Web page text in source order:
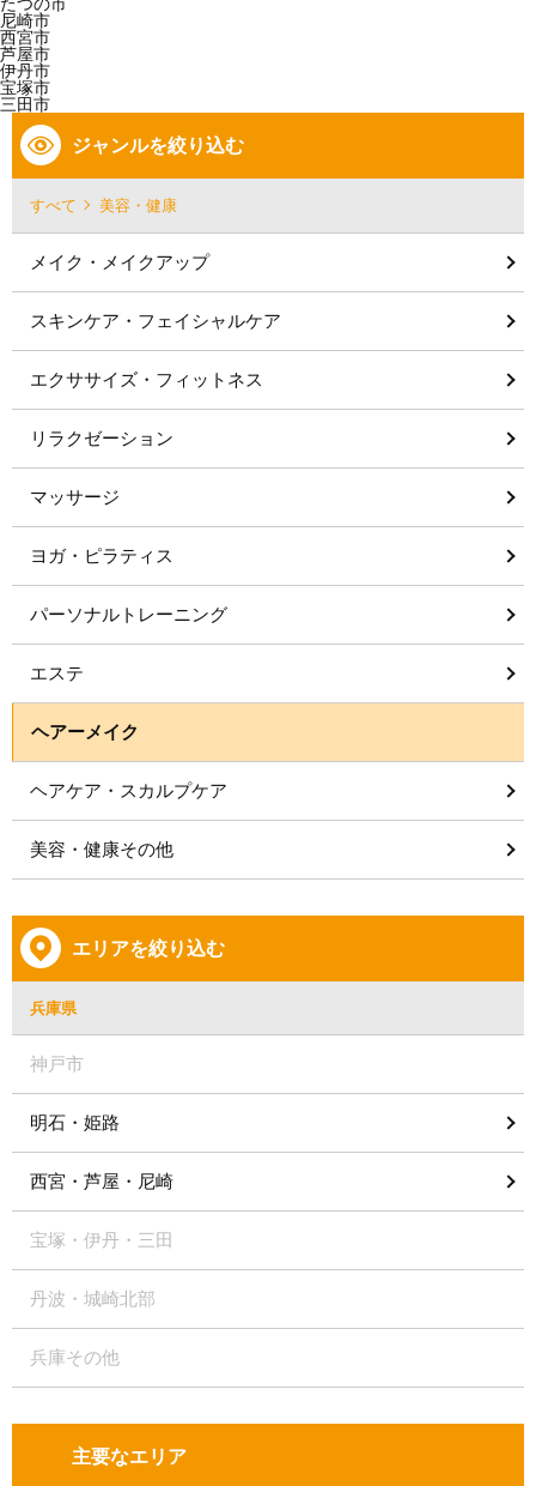
尼崎市
西宮市
芦屋市
伊丹市
宝塚市
三田市
ジャンルを絞り込む
すべて 美容・健康
メイク・メイクアップ
スキンケア・フェイシャルケア
エクササイズ・フィットネス
リラクゼーション
マッサージ
ヨガ・ピラティス
パーソナルトレーニング
エステ
ヘアーメイク
ヘアケア・スカルプケア
美容・健康その他
エリアを絞り込む
兵庫県
神戸市
明石・姫路
西宮・芦屋・尼崎
宝塚・伊丹・三田
丹波・城崎北部
兵庫その他
主要なエリア